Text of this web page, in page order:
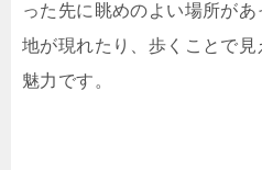
った先に眺めのよい場所が
地が現れたり、歩くことで
魅力です。